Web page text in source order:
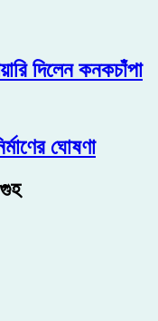
দিলেন কনকচাঁপা
ঘোষণা